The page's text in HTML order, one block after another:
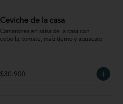
Ceviche de la casa
Camarones en salsa de la casa con
cebolla, tomate, maíz tierno y aguacate
$30.900